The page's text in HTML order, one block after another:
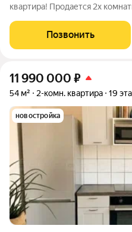
квартира! Продается 2х
Общая площадь квартиры 50.1
кв.м., большая лоджия.
Позвонить
11 990 000 ₽
54 м² 2-комн. квартира 19
новостройка